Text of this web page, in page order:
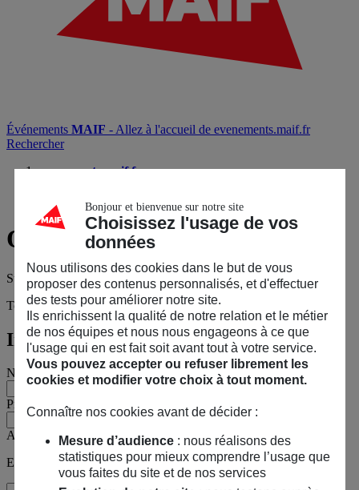
Événements MAIF - Allez à l'accueil de evenements.maif.fr
Rechercher
evenements.maif.fr
Questions sur l’événement ?
Questionssur l’événement ?
Surmonter l’accident, l’Humain au cœur de la reconstruction
Tous les champs sont obligatoires, sauf mention contraire.
Informations personnelles
Nom
Prénom
Adresse e-mail
Exemple : jean@maif.fr
Bonjour et bienvenue sur notre site
Choisissez l'usage de vos
données
Nous utilisons des cookies dans le but de vous
proposer des contenus personnalisés, et d'effectuer
des tests pour améliorer notre site.
Ils enrichissent la qualité de notre relation et le métier
de nos équipes et nous nous engageons à ce que
l'usage qui en est fait soit avant tout à votre service.
Vous pouvez accepter ou refuser librement les
cookies et modifier votre choix à tout moment.
Connaître nos cookies avant de décider :
Mesure d’audience: nous réalisons des
statistiques pour mieux comprendre l’usage que
vous faites du site et de nos services